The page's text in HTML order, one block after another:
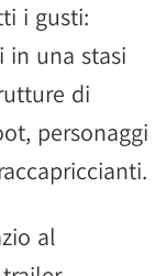
i gusti:
in una stasi
di
personaggi
al